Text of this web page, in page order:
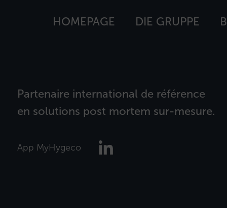
HOMEPAGE DIE GRUPPE
Partenaire international de référence
en solutions post mortem sur-mesure.
App MyHygeco